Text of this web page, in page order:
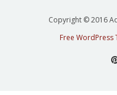
Copyright © 2016
Free WordPress